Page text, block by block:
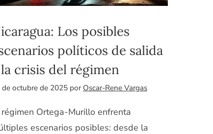
Los posibles
políticos de salida
crisis del régimen
de octubre de 2025 por Oscar-Rene Vargas
régimen Ortega-Murillo enfrenta
escenarios posibles: desde la